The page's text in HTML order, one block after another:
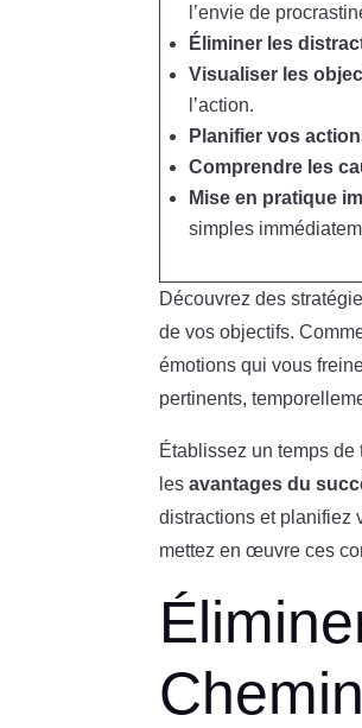
l’envie de
Éliminer les
Visualiser les
l’action.
Planifier vos
Comprendre les
Mise en pratique
simples
Découvrez des
de vos objectifs.
émotions qui vous
pertinents,
Établissez un temps
lesavantages du
distractions et planifiez
mettez en œuvre ces